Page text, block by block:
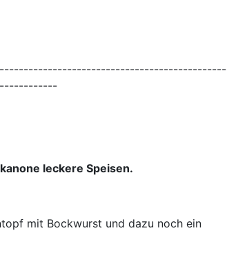
leckere Speisen.
mit Bockwurst und dazu noch ein